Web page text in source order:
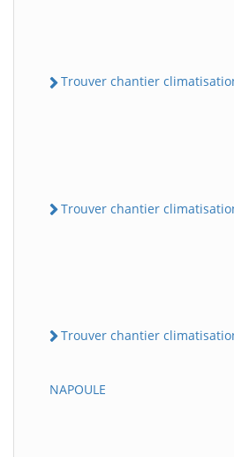
Trouver chantier
Trouver chantier
Trouver chantier
NAPOULE